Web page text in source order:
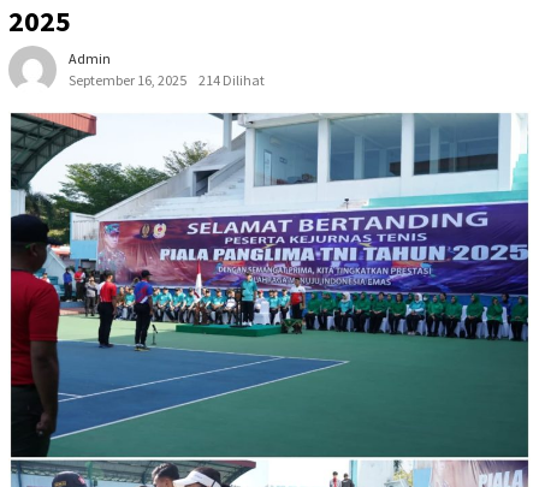
2025
Admin
September 16, 2025
214 Dilihat